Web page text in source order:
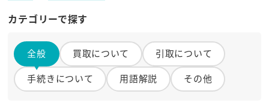
カテゴリーで探す
全般 買取について
引取について
手続きについて
用語解説 その他